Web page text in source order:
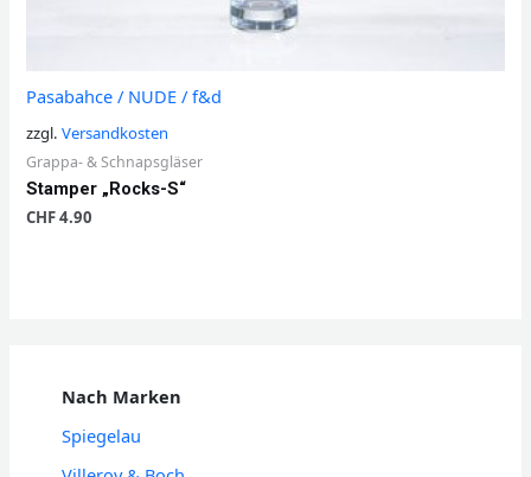
Pasabahce / NUDE / f&d
zzgl.Versandkosten
Grappa- & Schnapsgläser
Stamper „Rocks-S“
CHF4.90
Nach Marken
Spiegelau